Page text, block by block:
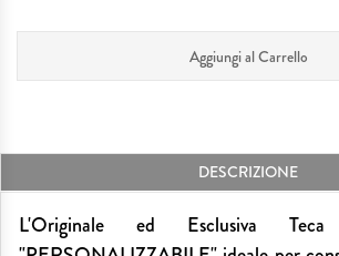
Aggiungi al Carrello
DESCRIZIONE
L'Originale ed Esclusiva